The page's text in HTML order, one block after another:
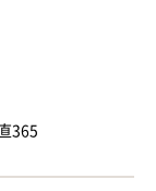
365